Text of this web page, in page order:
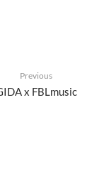
Previous
x FBLmusic